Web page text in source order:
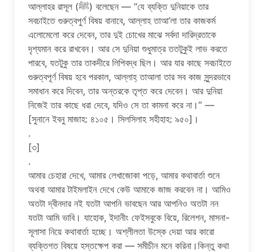
আল্লাহর রাসূল (ﷺ) বলেছেন — “যে ব্যক্তি দুনিয়াকে তার
সবচাইতে গুরুত্বপুর্ণ বিষয় বানাবে, আল্লাহ তাআ’লা তার কাজকর্ম
এলোমেলো করে দেবেন, তার দুই চোখের মাঝে সর্বদা দারিদ্রতাকে
দৃশ্যমান করে রাখবেন। আর সে দুনিয়া শুধুমাত্র ততটুকুই লাভ করতে
পারবে, যতটুকু তার তাকদীরে লিপিবদ্ধ ছিল। আর যার কাছে সবচাইতে
গুরুত্বপূর্ণ বিষয় হবে পরকাল, আল্লাহ্ তাআলা তার সব কাজ সুন্দরভাবে
সমাধান করে দিবেন, তার অন্তরকে তৃপ্ত করে দেবেন। আর দুনিয়া
নিজেই তার কাছে ধরা দেবে, যদিও সে তা কামনা করে না।” —
[সুনানে ইবনু মাজাহ: ৪১০৫। সিলসিলাহ সহীহাহ: ৯৫০]।
.
[৩]
.
আমার চেহারা দেখে, আমার লেখাজোকা পড়ে, আমার কথাবার্তা শুনে
অথবা আমার টাইমলাইন দেখে কেউ আমাকে জাজ করবেন না। আমিও
অতটা দ্বীনদার নই যতটা আপনি ভাবছেন আর আপনিও অতটা নন
যতটা আমি ভাবি। যাহোক, ইদানীং ফেইসবুকে বিয়ে, রিলেশন, মাসনা-
সূলাসা নিয়ে কথাবার্তা হচ্ছে। অশ্লীলতা উস্কে দেয়া আর কারো
ব্যক্তিগত বিষয়ে হস্তক্ষেপ করা — সমীচীন মনে করিনা।কিন্তু কথা